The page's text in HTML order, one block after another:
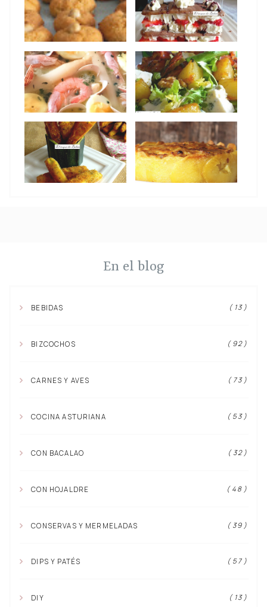
En el blog
BEBIDAS ( 13 )
BIZCOCHOS ( 92 )
CARNES Y AVES ( 73 )
COCINA ASTURIANA ( 53 )
CON BACALAO ( 32 )
CON HOJALDRE ( 48 )
CONSERVAS Y MERMELADAS ( 39 )
DIPS Y PATÉS ( 57 )
DIY ( 13 )